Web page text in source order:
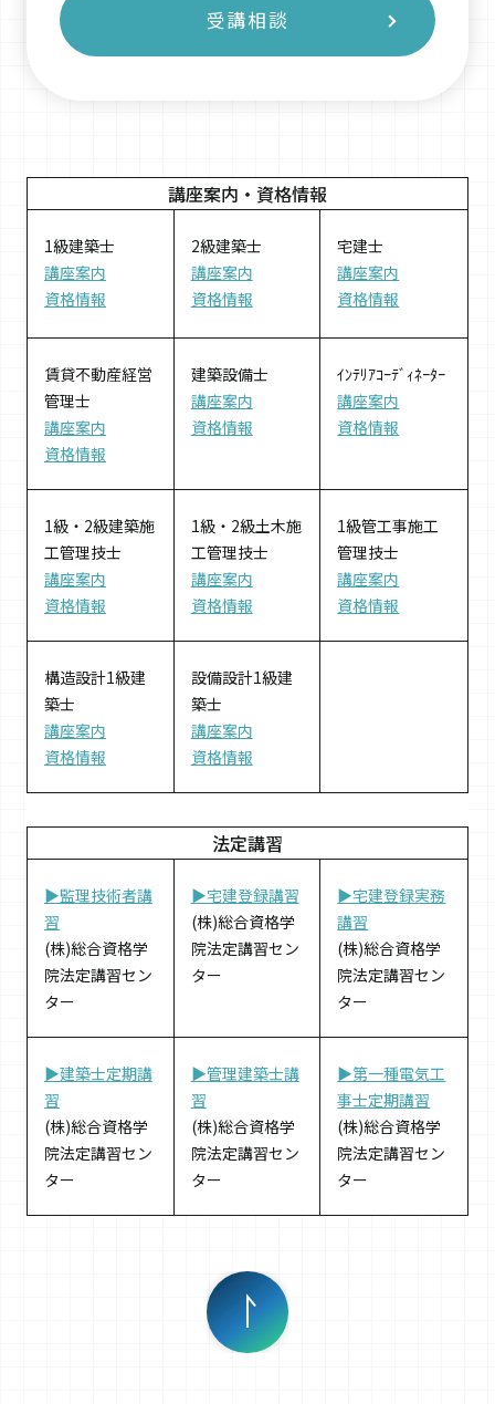
受講相談
講座案内・ 資格情報
1級建築士
講座案内
資格情報
2級建築士
講座案内
資格情報
宅建士
講座案内
資格情報
賃貸不動産経営
管理士
講座案内
資格情報
建築設備士
講座案内
資格情報
ｲﾝﾃﾘｱｺｰﾃﾞｨﾈｰﾀｰ
講座案内
資格情報
1級・2級建築施
工管理技士
講座案内
資格情報
1級・2級土木施
工管理技士
講座案内
資格情報
1級管工事施工
管理技士
講座案内
資格情報
構造設計1級建
築士
講座案内
資格情報
設備設計1級建
築士
講座案内
資格情報
法定講習
▶監理技術者講
習
(株)総合資格学
院法定講習セン
ター
▶宅建登録講習
(株)総合資格学
院法定講習セン
ター
▶宅建登録実務
講習
(株)総合資格学
院法定講習セン
ター
▶建築士定期講
習
(株)総合資格学
院法定講習セン
ター
▶管理建築士講
習
(株)総合資格学
院法定講習セン
ター
▶第一種電気工
事士定期講習
(株)総合資格学
院法定講習セン
ター